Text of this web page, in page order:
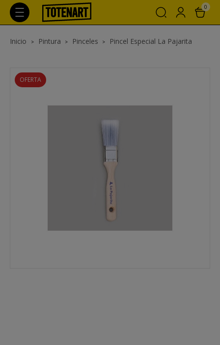
0
Inicio Pintura Pinceles Pincel Especial La Pajarita
OFERTA